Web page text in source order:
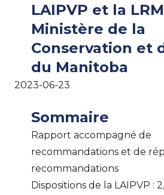
LAIPVP et la
Ministère de la
Conservation et
du Manitoba
2023-06-23
Sommaire
Rapport accompagné de
recommandations et de
recommandations
Dispositions de la LAIPVP :